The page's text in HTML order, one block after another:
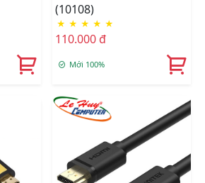
(10108)
★ ★ ★ ★ ★
110.000 đ
Mới 100%